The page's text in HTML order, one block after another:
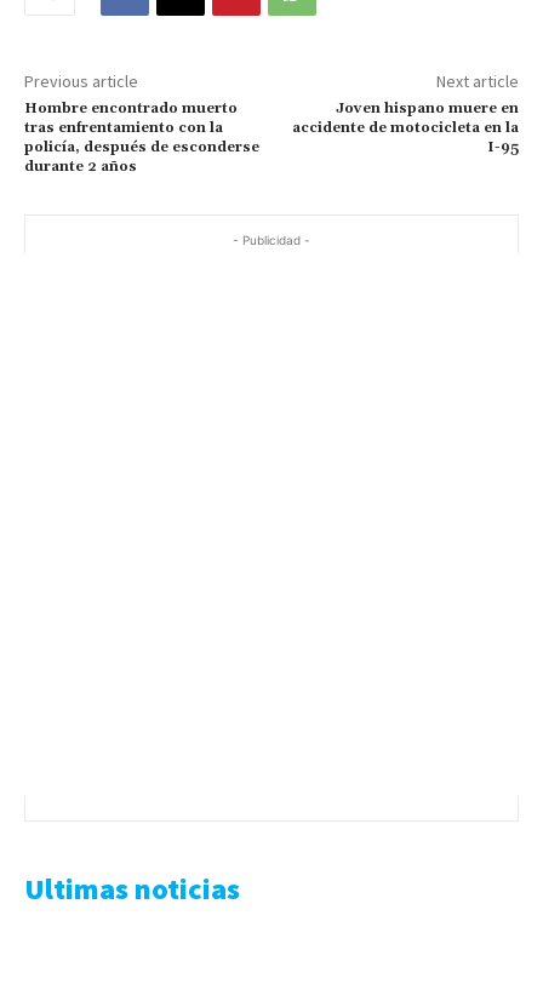
Previous article
Hombre encontrado muerto
tras enfrentamiento con la
policía, después de esconderse
durante 2 años
Next article
Joven hispano muere en
accidente de motocicleta en la
I-95
- Publicidad -
Ultimas noticias